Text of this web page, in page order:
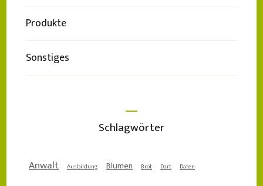
Produkte
Sonstiges
Schlagwörter
Anwalt Ausbildung Blumen Brot Dart Daten